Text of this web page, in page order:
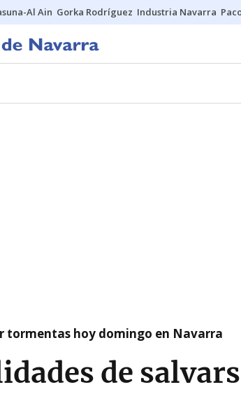
Al Ain Gorka Rodríguez Industria Navarra
tormentas hoy domingo en Navarra
de